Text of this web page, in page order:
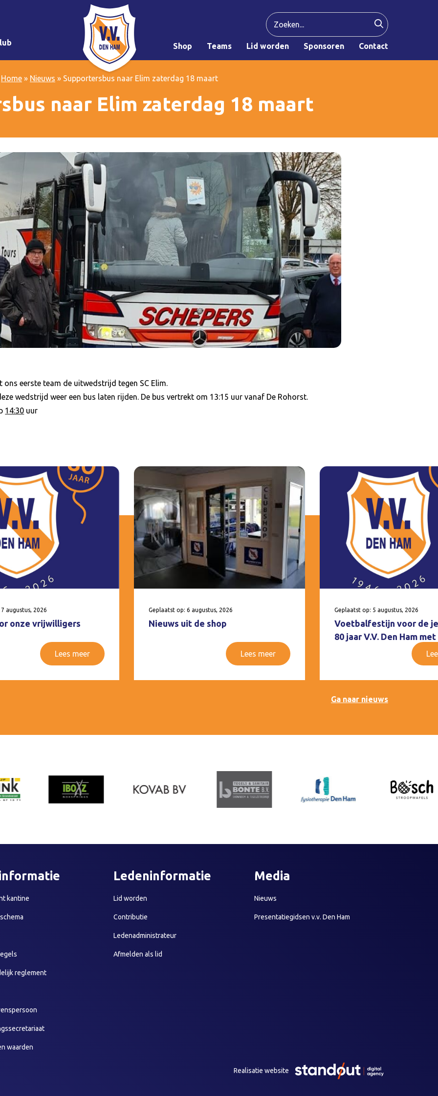
Shop Teams Lid worden Sponsoren Contact
Home » Nieuws » Supportersbus naar Elim zaterdag 18 maart
naar Elim zaterdag 18 maart
eerste team de uitwedstrijd tegen SC Elim.
wedstrijd weer een bus laten rijden. De bus vertrekt om 13:15 uur vanaf De Rohorst.
14:30 uur
augustus, 2026
onze vrijwilligers
Lees meer
Geplaatst op: 6 augustus, 2026
Nieuws uit de shop
Lees meer
Geplaatst op: 5 augustus, 2026
Voetbalfestijn voor de
80 jaar V.V. Den Ham
Ga naar nieuws
kantine
reglement
waarden
Ledeninformatie
Lid worden
Contributie
Ledenadministrateur
Afmelden als lid
Media
Nieuws
Presentatiegidsen v.v. Den Ham
Realisatie website